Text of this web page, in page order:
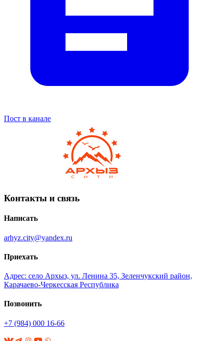
Пост в канале
Контакты и связь
Написать
arhyz.city@yandex.ru
Приехать
Адрес: село Архыз, ул. Ленина 35, Зеленчукский район,
Карачаево-Черкесская Республика
Позвонить
+7 (984) 000 16-66